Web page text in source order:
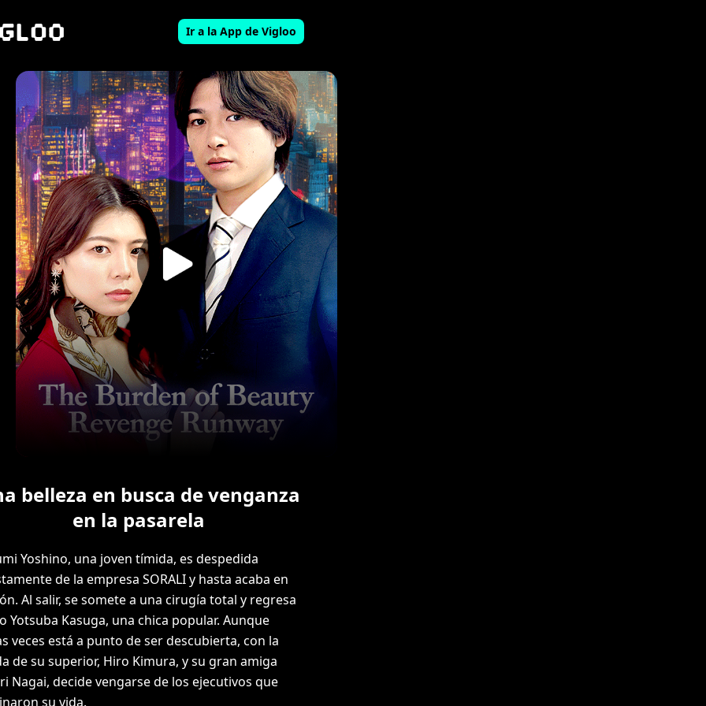
Ir a la App de Vigloo
belleza en busca de venganza
en la pasarela
Yoshino, una joven tímida, es despedida
de la empresa SORALI y hasta acaba en
Al salir, se somete a una cirugía total y regresa
Yotsuba Kasuga, una chica popular. Aunque
veces está a punto de ser descubierta, con la
de su superior, Hiro Kimura, y su gran amiga
Nagai, decide vengarse de los ejecutivos que
su vida.